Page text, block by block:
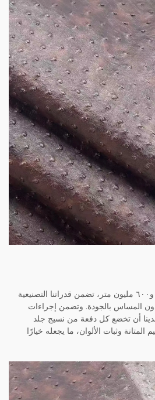
وبإنتاج سنوي يتراوح بين ٥٠٠ و٦٠٠ مليون متر، تضمن قدراتنا التصنيعية
دون المساس بالجودة. وتضمن إجراءات
أن تخضع كل دفعة من نسيج جلد
المتانة وثبات الألوان، ما يجعله خيارًا